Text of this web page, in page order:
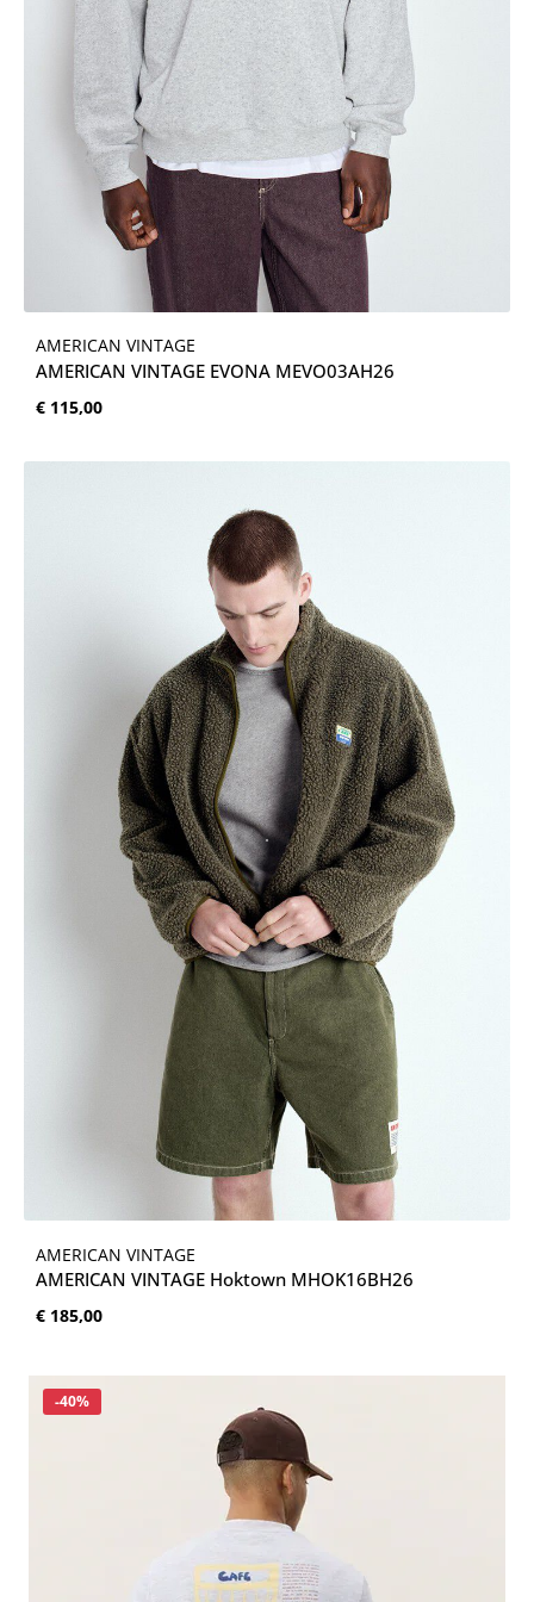
AMERICAN VINTAGE
AMERICAN VINTAGE EVONA MEVO03AH26
Normale prijs:
€ 115,00
AMERICAN VINTAGE
AMERICAN VINTAGE Hoktown MHOK16BH26
Normale prijs:
€ 185,00
Korting
-40%